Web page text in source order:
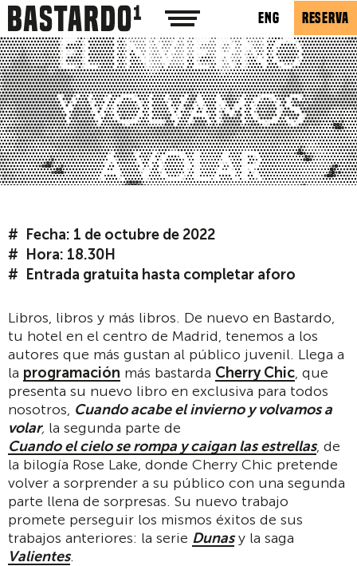
ENG RESERVA
Fecha: 1 de octubre de 2022
Hora: 18.30H
Entrada gratuita hasta completar aforo
Libros, libros y más libros. De nuevo en Bastardo,
tu hotel en el centro de Madrid, tenemos a los
autores que más gustan al público juvenil. Llega a
la programación más bastarda Cherry Chic, que
presenta su nuevo libro en exclusiva para todos
nosotros, Cuando acabe el invierno y volvamos a
volar, la segunda parte de
Cuando el cielo se rompa y caigan las estrellas, de
la bilogía Rose Lake, donde Cherry Chic pretende
volver a sorprender a su público con una segunda
parte llena de sorpresas. Su nuevo trabajo
promete perseguir los mismos éxitos de sus
trabajos anteriores: la serie Dunas y la saga
Valientes.